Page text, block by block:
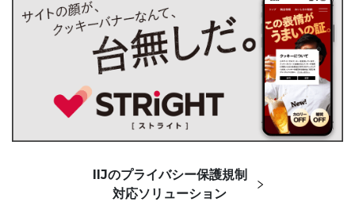
IIJのプライバシー保護規制
対応ソリューション